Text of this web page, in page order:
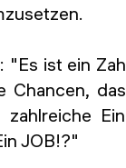
"Es ist ein
Chancen,
JOB!?"